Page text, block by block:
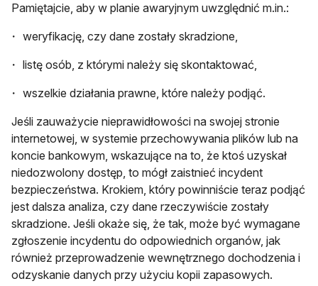
Pamiętajcie, aby w planie awaryjnym uwzględnić m.in.:
weryfikację, czy dane zostały skradzione,
listę osób, z którymi należy się skontaktować,
wszelkie działania prawne, które należy podjąć.
Jeśli zauważycie nieprawidłowości na swojej stronie
internetowej, w systemie przechowywania plików lub na
koncie bankowym, wskazujące na to, że ktoś uzyskał
niedozwolony dostęp, to mógł zaistnieć incydent
bezpieczeństwa. Krokiem, który powinniście teraz podjąć
jest dalsza analiza, czy dane rzeczywiście zostały
skradzione. Jeśli okaże się, że tak, może być wymagane
zgłoszenie incydentu do odpowiednich organów, jak
również przeprowadzenie wewnętrznego dochodzenia i
odzyskanie danych przy użyciu kopii zapasowych.